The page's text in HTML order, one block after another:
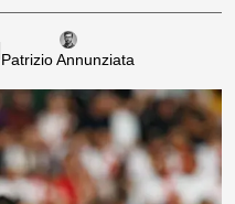
Patrizio Annunziata